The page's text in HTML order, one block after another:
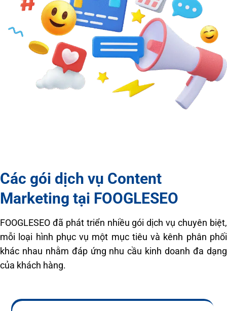
Các gói dịch vụ Content
Marketing tại FOOGLESEO
FOOGLESEO đã phát triển nhiều gói dịch vụ chuyên biệt,
mỗi loại hình phục vụ một mục tiêu và kênh phân phối
khác nhau nhằm đáp ứng nhu cầu kinh doanh đa dạng
của khách hàng.